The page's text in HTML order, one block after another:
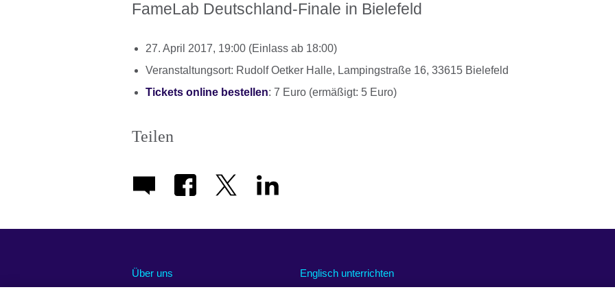
FameLab Deutschland-Finale in Bielefeld
27. April 2017, 19:00 (Einlass ab 18:00)
Veranstaltungsort: Rudolf Oetker Halle, Lampingstraße 16, 33615 Bielefeld
Tickets online bestellen: 7 Euro (ermäßigt: 5 Euro)
Teilen
Über uns Englisch unterrichten